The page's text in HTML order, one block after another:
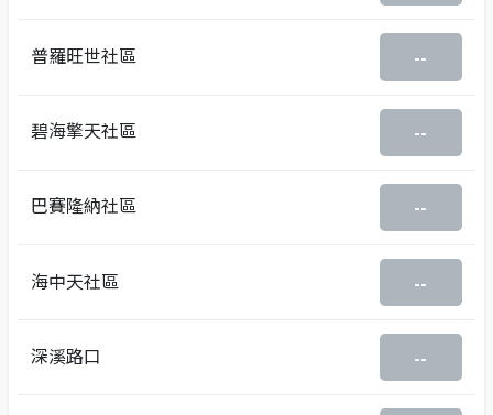
普羅旺世社區 --
碧海擎天社區 --
巴賽隆納社區 --
海中天社區 --
深溪路口 --